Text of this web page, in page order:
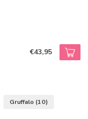
€43,95
Gruffalo (10)